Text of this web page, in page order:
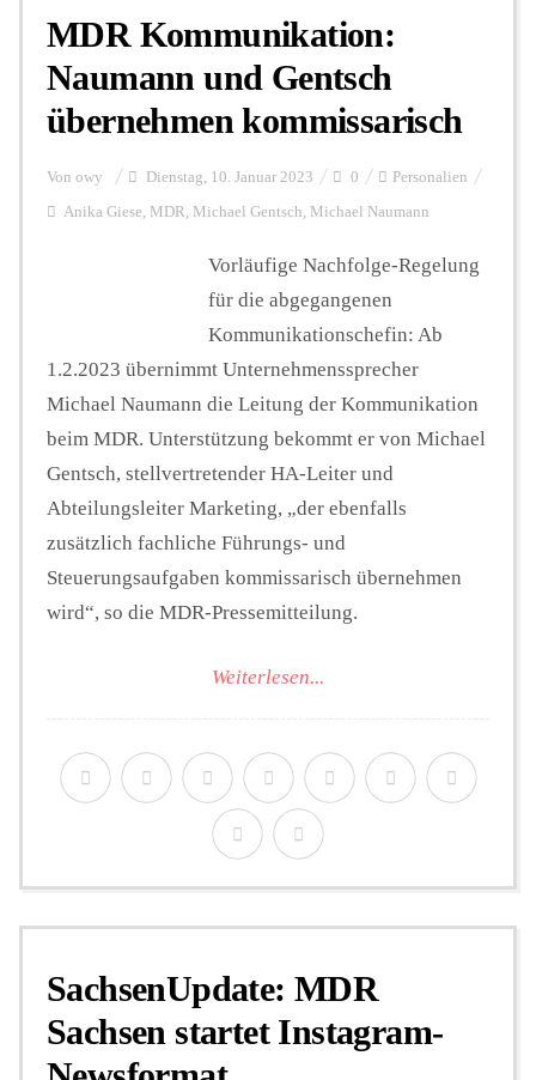
MDR Kommunikation:
Naumann und Gentsch
übernehmen kommissarisch
Von owy Dienstag, 10. Januar 2023 0 Personalien
Anika Giese, MDR, Michael Gentsch, Michael Naumann
Vorläufige Nachfolge-Regelung
für die abgegangenen
Kommunikationschefin: Ab
1.2.2023 übernimmt Unternehmenssprecher
Michael Naumann die Leitung der Kommunikation
beim MDR. Unterstützung bekommt er von Michael
Gentsch, stellvertretender HA-Leiter und
Abteilungsleiter Marketing, „der ebenfalls
zusätzlich fachliche Führungs- und
Steuerungsaufgaben kommissarisch übernehmen
wird“, so die MDR-Pressemitteilung.
Weiterlesen...
SachsenUpdate: MDR
Sachsen startet Instagram-